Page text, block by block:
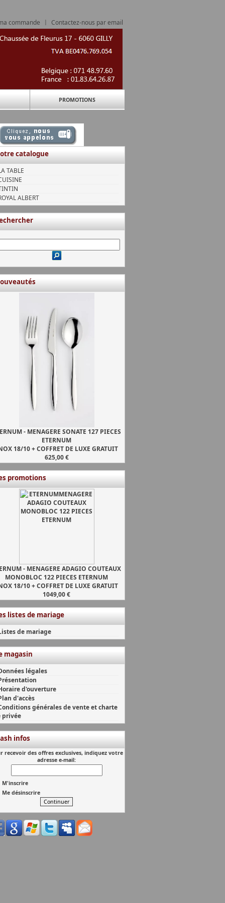
Contactez-nous par email
|
commande
PROMOTIONS
catalogue
TABLE
ALBERT
- MENAGERE SONATE 127 PIECES
ETERNUM
18/10 + COFFRET DE LUXE GRATUIT
625,00 €
promotions
- MENAGERE ADAGIO COUTEAUX
MONOBLOC 122 PIECES ETERNUM
18/10 + COFFRET DE LUXE GRATUIT
1049,00 €
listes de mariage
de mariage
magasin
légales
d'ouverture
d'accès
générales de vente et charte
privée
infos
recevoir des offres exclusives, indiquez votre
adresse e-mail:
M'inscrire
Me désinscrire